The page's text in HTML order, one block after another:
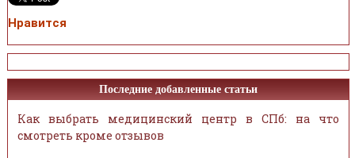
Нравится
Последние добавленные статьи
Как выбрать медицинский центр в СПб: на что
смотреть кроме отзывов